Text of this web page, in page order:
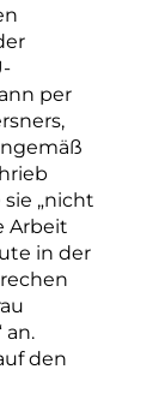
per
„nicht
Arbeit
in der
an.
den